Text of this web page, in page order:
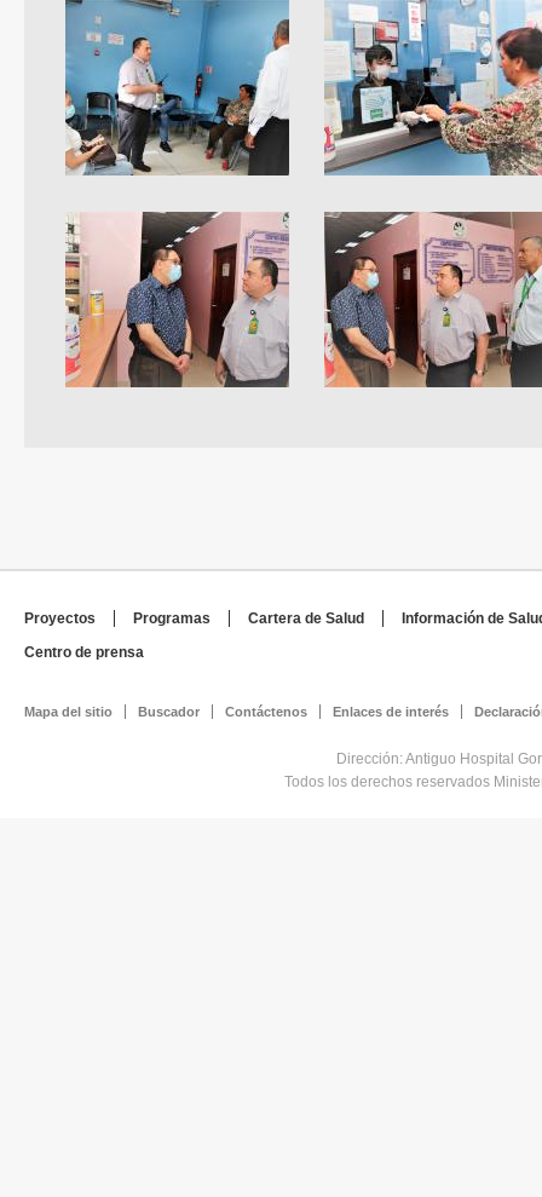
Proyectos Programas Cartera de Salud
Información de
Centro de prensa
Mapa del sitio Buscador Contáctenos Enlaces de interés
Dirección: Antiguo Hospital
Todos los derechos reservados